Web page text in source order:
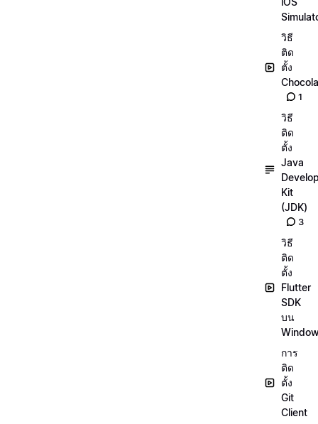
วิธี
ติด
ตั้ง
1
วิธี
ติด
ตั้ง
Java
Kit
(JDK)
3
วิธี
ติด
ตั้ง
Flutter
SDK
บน
การ
ติด
ตั้ง
Git
Client